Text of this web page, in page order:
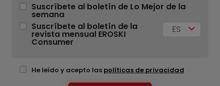
Suscríbete al boletín de Lo Mejor de la
semana
Suscríbete al boletín de la
revista mensual EROSKI
Consumer
ES
He leído y acepto las políticas de privacidad